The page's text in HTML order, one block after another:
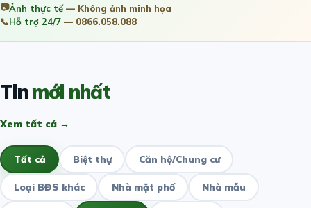
📷Ảnh thực tế— Không ảnh minh họa
📞Hỗ trợ 24/7 — 0866.058.088
Tinmới nhất
Xem tất cả →
Tất cả Biệt thự Căn hộ/Chung cư
Loại BĐS khác Nhà mặt phố Nhà mẫu